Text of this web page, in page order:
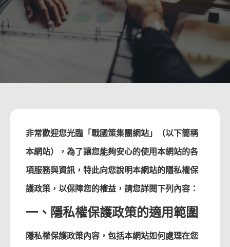
非常歡迎您光臨「戰國策集團網站」（以下簡稱
本網站），為了讓您能夠安心的使用本網站的各
項服務與資訊，特此向您說明本網站的隱私權保
護政策，以保障您的權益，請您詳閱下列內容：
一、隱私權保護政策的適用範圍
隱私權保護政策內容，包括本網站如何處理在您